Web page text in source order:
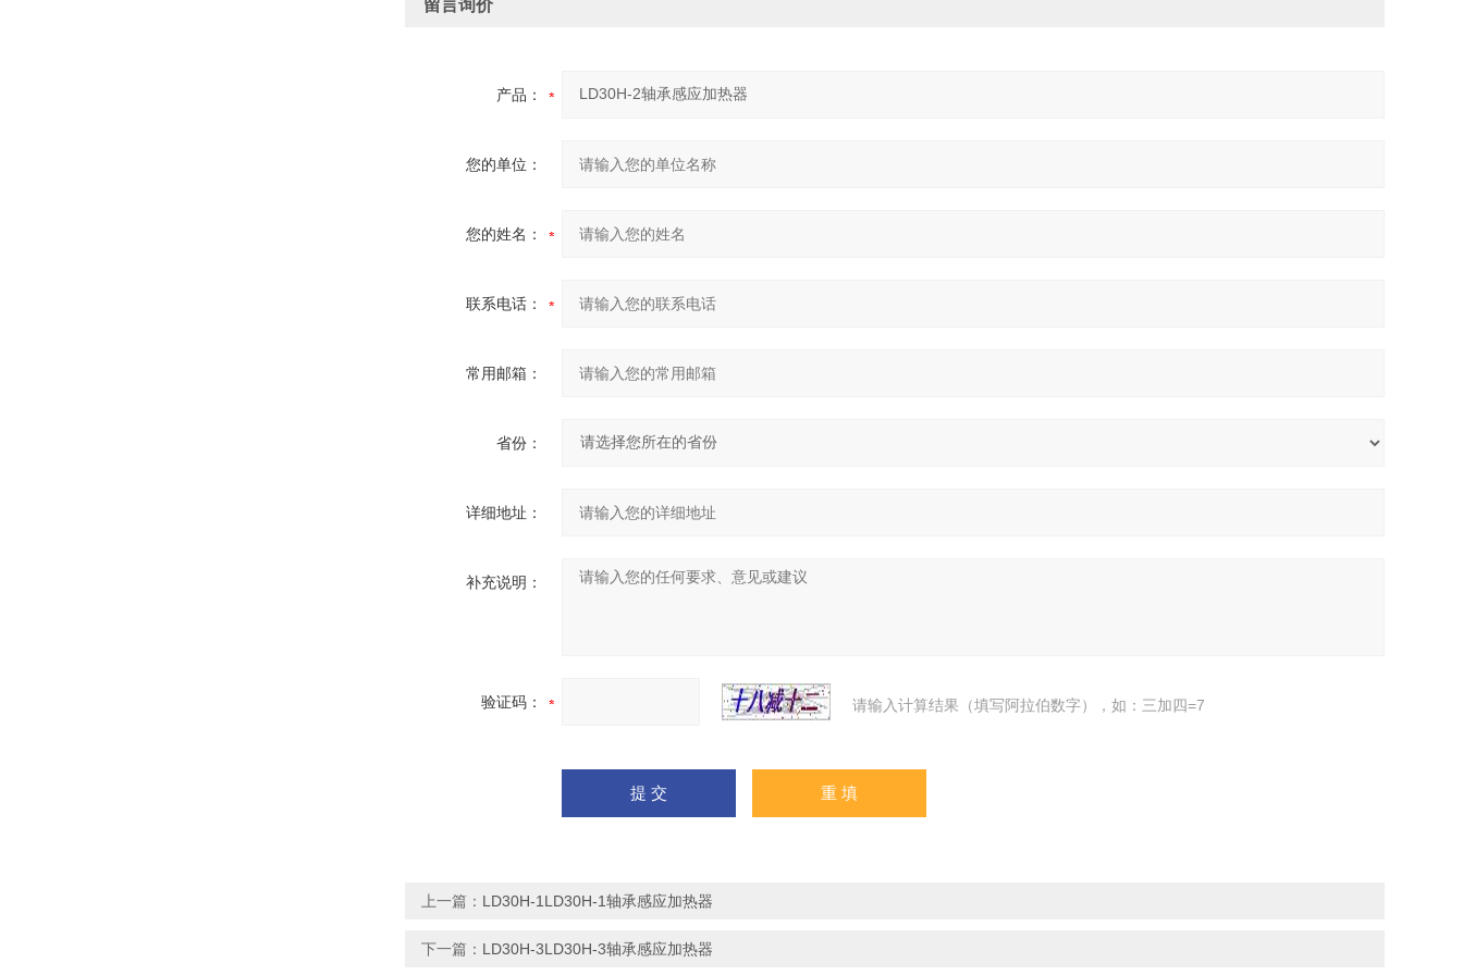
留言询价
产品：
您的单位：
您的姓名：
联系电话：
常用邮箱：
省份：
详细地址：
补充说明：
验证码： 请输入计算结果（填写阿拉伯数字），如：三加四=7
上一篇： LD30H-1LD30H-1轴承感应加热器
下一篇： LD30H-3LD30H-3轴承感应加热器